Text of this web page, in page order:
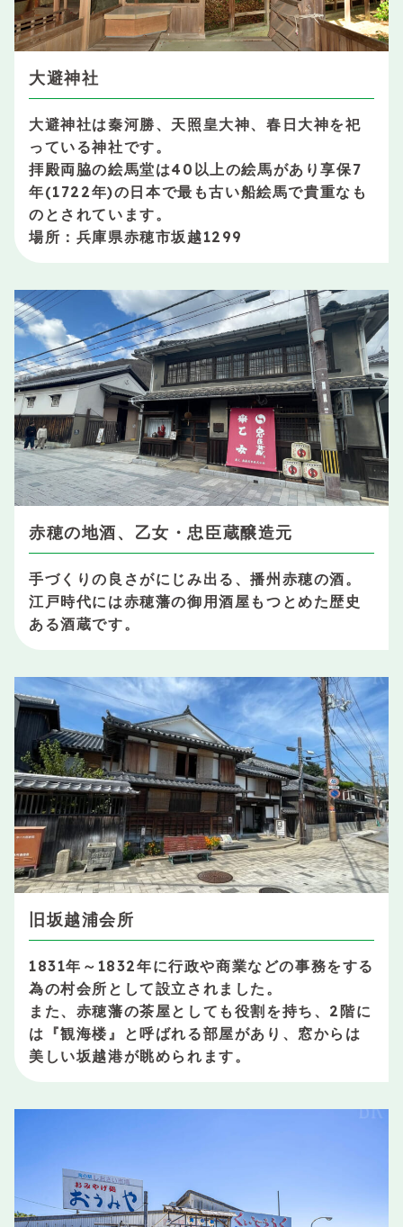
大避神社
大避神社は秦河勝、天照皇大神、春日大神を祀
っている神社です。
拝殿両脇の絵馬堂は40以上の絵馬があり享保7
年(1722年)の日本で最も古い船絵馬で貴重なも
のとされています。
場所：兵庫県赤穂市坂越1299
赤穂の地酒、乙女・忠臣蔵醸造元
手づくりの良さがにじみ出る、播州赤穂の酒。
江戸時代には赤穂藩の御用酒屋もつとめた歴史
ある酒蔵です。
旧坂越浦会所
1831年～1832年に行政や商業などの事務をする
為の村会所として設立されました。
また、赤穂藩の茶屋としても役割を持ち、2階に
は『観海楼』と呼ばれる部屋があり、窓からは
美しい坂越港が眺められます。